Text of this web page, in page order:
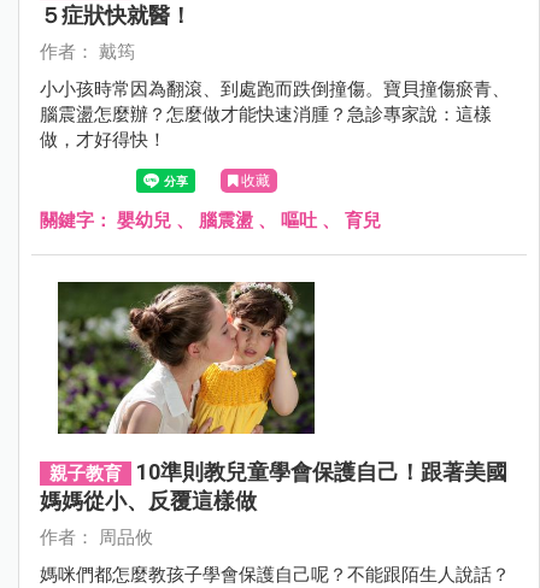
５症狀快就醫！
作者： 戴筠
小小孩時常因為翻滾、到處跑而跌倒撞傷。寶貝撞傷瘀青、
腦震盪怎麼辦？怎麼做才能快速消腫？急診專家說：這樣
做，才好得快！
收藏
關鍵字： 嬰幼兒 、 腦震盪 、 嘔吐 、 育兒
親子教育
10準則教兒童學會保護自己！跟著美國
媽媽從小、反覆這樣做
作者： 周品攸
媽咪們都怎麼教孩子學會保護自己呢？不能跟陌生人說話？